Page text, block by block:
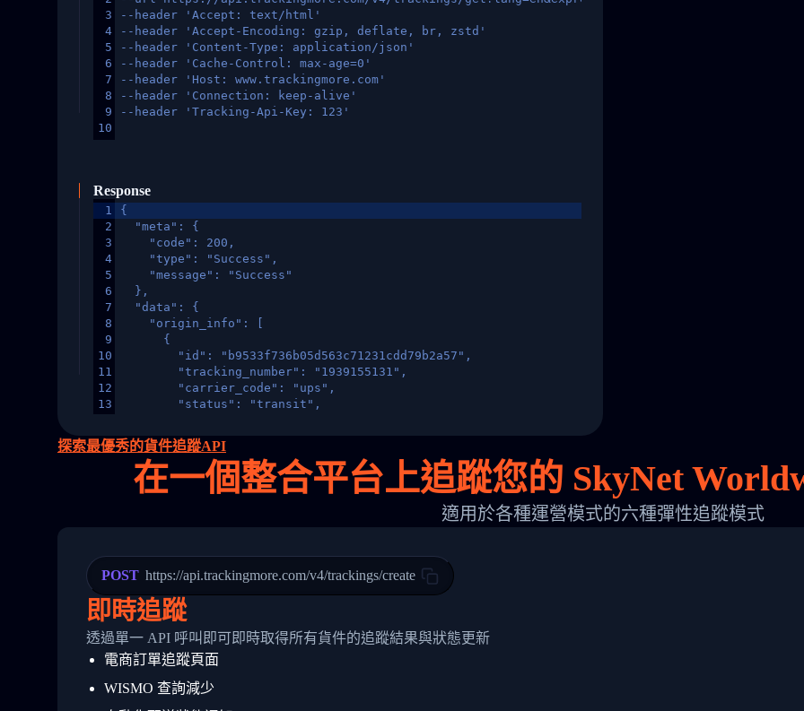
3
4
5
6
7
8
9
10
--header 'Accept: text/html'
--header 'Accept-Encoding: gzip, deflate, br, zstd'
--header 'Content-Type: application/json'
--header 'Cache-Control: max-age=0'
--header 'Host: www.trackingmore.com'
--header 'Connection: keep-alive'
--header 'Tracking-Api-Key: 123'
Response
1
2
3
4
5
6
7
8
9
10
11
12
13
15
16
24
25
26
27
28
29
31
{
  "meta": {
    "code": 200,
    "type": "Success",
    "message": "Success"
  },
  "data": {
    "origin_info": [
      {
        "id": "b9533f736b05d563c71231cdd79b2a57",
        "tracking_number": "1939155131",
        "carrier_code": "ups",
        "status": "transit",
        "destination_country": "United States",
        "itemTimeLength": 2,
        "weblink": "",
        "phone": null,
"Details": "Departed Facility in HONG KONG-HONG KONG, HONG KONG-HONG KONG,2017-03-
          },
          {
            "Date": "2017-03-06 15:28:00",
            "StatusDescription": "Shipment picked up",
            "Details": "BEIJING-CHINA,PEOPLES REPUBLIC"
          }
        ]
      }
探索最優秀的貨件追蹤API
在一個整合平台上追蹤您的 SkyNet
適用於各種運營模式的六種彈性追蹤模式
POST https://api.trackingmore.com/v4/trackings/create
即時追蹤
透過單一 API 呼叫即可即時取得所有貨件的追蹤結果與狀態更新
電商訂單追蹤頁面
WISMO 查詢減少